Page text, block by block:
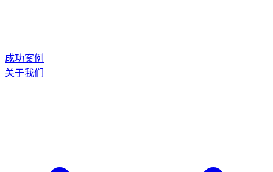
成功案例
关于我们